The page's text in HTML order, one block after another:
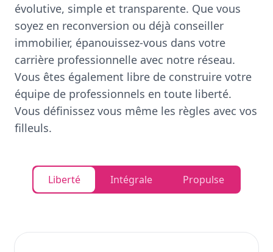
évolutive, simple et transparente. Que vous
soyez en reconversion ou déjà conseiller
immobilier, épanouissez-vous dans votre
carrière professionnelle avec notre réseau.
Vous êtes également libre de construire votre
équipe de professionnels en toute liberté.
Vous définissez vous même les règles avec vos
filleuls.
Liberté Intégrale Propulse